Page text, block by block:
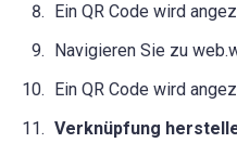
Ein QR Code wird
Navigieren Sie zu
Ein QR Code wird
Verknüpfung